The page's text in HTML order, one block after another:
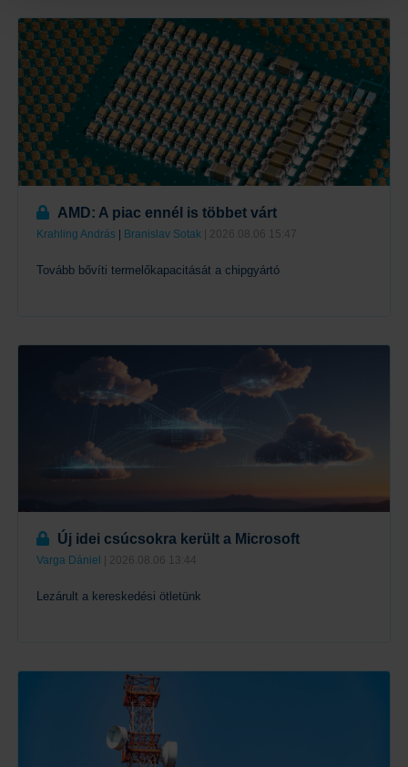
AMD: A piac ennél is többet várt
Krahling András | Branislav Sotak | 2026.08.06 15:47
Tovább bővíti termelőkapacitását a chipgyártó
Új idei csúcsokra került a Microsoft
Varga Dániel | 2026.08.06 13:44
Lezárult a kereskedési ötletünk